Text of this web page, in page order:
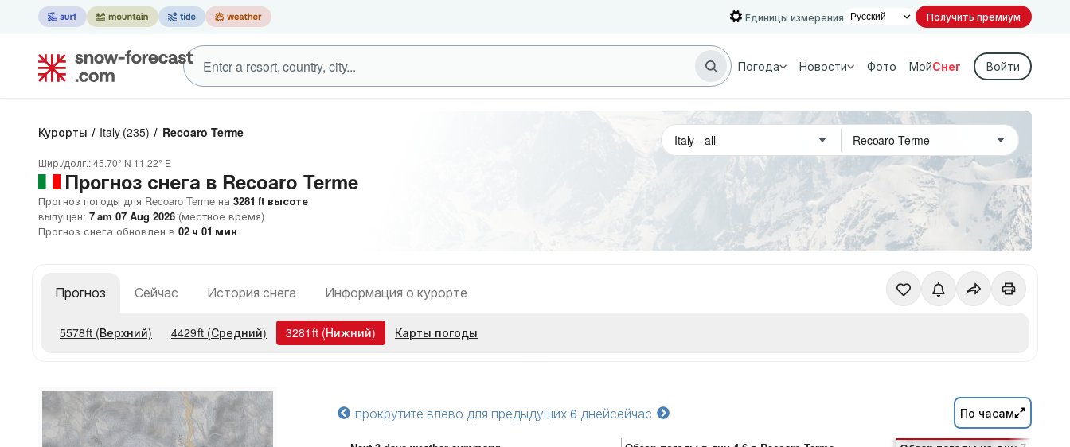
Единицы измерения Получить премиум
Погода Новости Фото МойСнег Войти
Курорты Italy (235) Recoaro Terme
Шир./долг.:45.70° N 11.22° E
Прогноз снега в Recoaro Terme
Прогноз погоды для Recoaro Terme на 3281 ft высоте
выпущен: 7 am 07 Aug 2026 (местное время)
Прогноз снега обновлен в 02 ч 01 мин
Прогноз Сейчас История снега Информация о курорте
5578ft (Верхний) 4429ft (Средний) 3281 ft (Нижний) Карты погоды
прокрутите влево для предыдущих 6 днейсейчас По часам